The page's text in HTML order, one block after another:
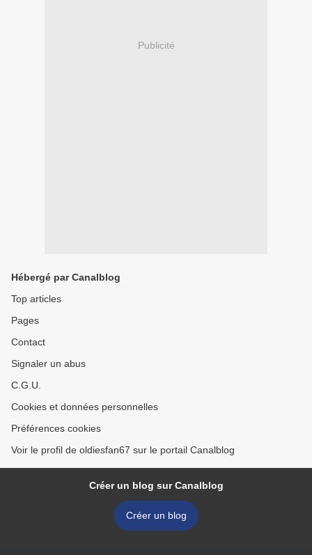
Publicité
Hébergé par Canalblog
Top articles
Pages
Contact
Signaler un abus
C.G.U.
Cookies et données personnelles
Préférences cookies
Voir le profil de oldiesfan67 sur le portail Canalblog
Créer un blog sur Canalblog
Créer un blog